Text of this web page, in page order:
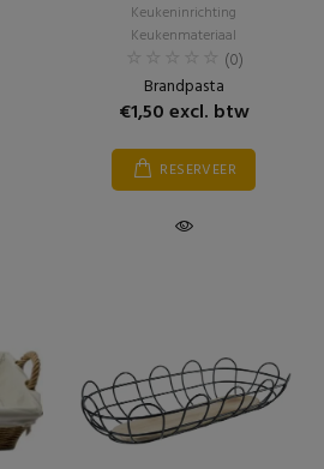
Keukeninrichting
Keukenmateriaal
(0)
Brandpasta
€1,50 excl. btw
RESERVEER